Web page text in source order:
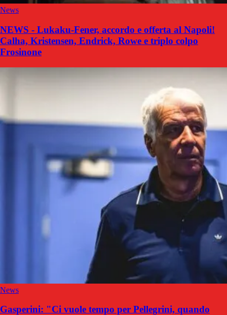
News
NEWS - Lukaku-Fener, accordo e offerta al Napoli!
Calha, Kristensen, Endrick, Rowe e triplo colpo
Frosinone
News
Gasperini: "Ci vuole tempo per Pellegrini, quando